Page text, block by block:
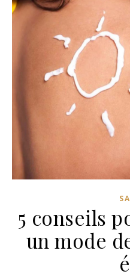
5 conseils
un mode